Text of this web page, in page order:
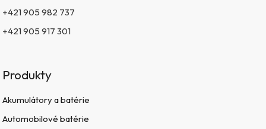
+421 905 982 737
+421 905 917 301
Produkty
Akumulátory a batérie
Automobilové batérie